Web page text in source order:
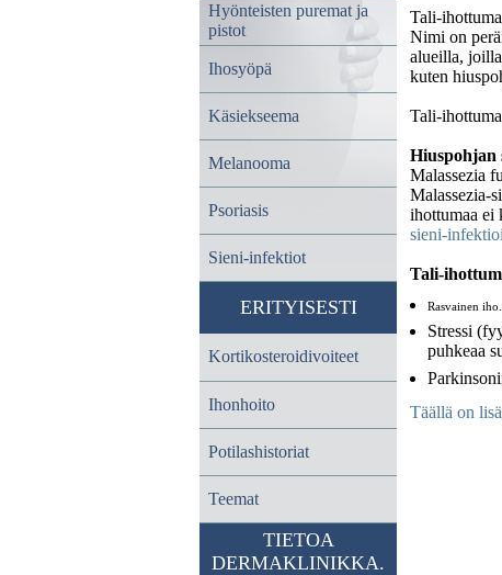
Hyönteisten puremat ja
pistot
Ihosyöpä
Käsiekseema
Melanooma
Psoriasis
Sieni-infektiot
ERITYISESTI
Kortikosteroidivoiteet
Ihonhoito
Potilashistoriat
Teemat
TIETOA
DERMAKLINIKKA.
Tali-
Nimi on
alueilla,
kuten
Tali-
Hiuspohjan
Malassezia
Malassezia-
ihottumaa ei
sieni-
Tali-
Rasvainen iho.
Stressi
puhkeaa
Täällä on